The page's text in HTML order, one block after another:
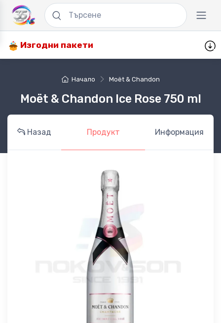
Изгодни пакети
Начало Moët & Chandon
Moët & Chandon Ice Rose 750 ml
Назад Продукт Информация